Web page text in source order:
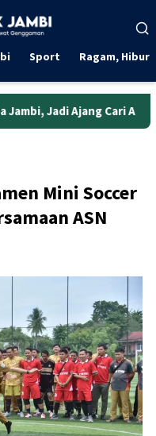
Sport Ragam,
Cari Atlet Indosat
Mini Soccer
ASN